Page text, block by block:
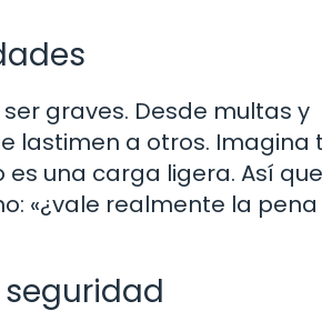
graves. Desde multas y
lastimen a otros. Imagina
una carga ligera. Así
«¿vale realmente la pena